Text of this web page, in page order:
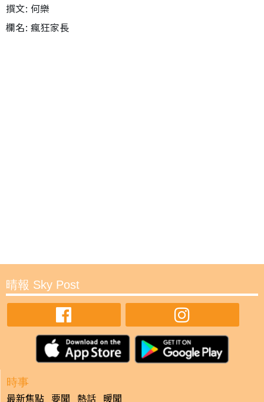
撰文: 何樂
欄名: 瘋狂家長
晴報 Sky Post
時事
最新焦點 要聞 熱話 暖聞